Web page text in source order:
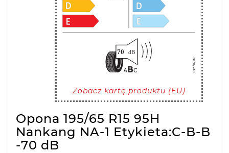
Zobacz kartę produktu (EU)
Opona 195/65 R15 95H
Nankang NA-1 Etykieta:C-B-B
-70 dB